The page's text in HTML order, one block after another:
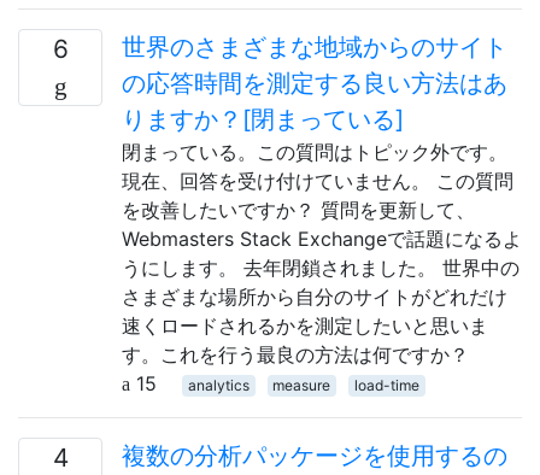
6
世界のさまざまな地域からのサイト
の応答時間を測定する良い方法はあ
りますか？[閉まっている]
閉まっている。この質問はトピック外です。
現在、回答を受け付けていません。 この質問
を改善したいですか？ 質問を更新して、
Webmasters Stack Exchangeで話題になるよ
うにします。 去年閉鎖されました。 世界中の
さまざまな場所から自分のサイトがどれだけ
速くロードされるかを測定したいと思いま
す。これを行う最良の方法は何ですか？
15
analytics measure load-time
4
複数の分析パッケージを使用するの